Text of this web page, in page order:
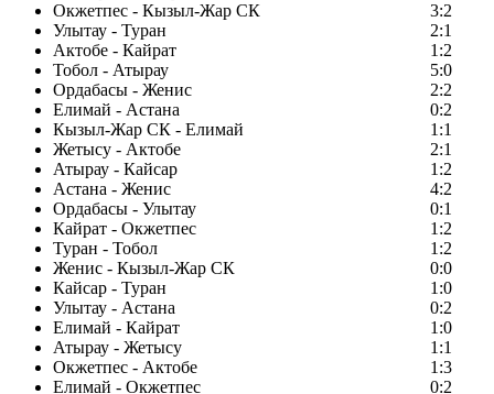
Окжетпес - Кызыл-Жар СК
3:2
Улытау - Туран
2:1
Актобе - Кайрат
1:2
Тобол - Атырау
5:0
Ордабасы - Женис
2:2
Елимай - Астана
0:2
Кызыл-Жар СК - Елимай
1:1
Жетысу - Актобе
2:1
Атырау - Кайсар
1:2
Астана - Женис
4:2
Ордабасы - Улытау
0:1
Кайрат - Окжетпес
1:2
Туран - Тобол
1:2
Женис - Кызыл-Жар СК
0:0
Кайсар - Туран
1:0
Улытау - Астана
0:2
Елимай - Кайрат
1:0
Атырау - Жетысу
1:1
Окжетпес - Актобе
1:3
Елимай - Окжетпес
0:2